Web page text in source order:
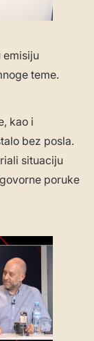
emisiju
teme.
kao i
bez posla.
situaciju
poruke